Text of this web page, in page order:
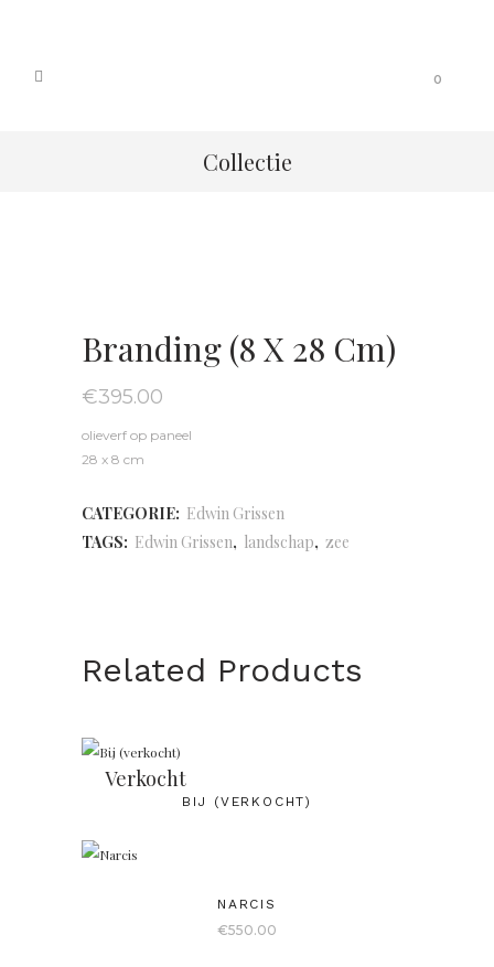
0
Collectie
Branding (8 X 28 Cm)
€395.00
olieverf op paneel
28 x 8 cm
CATEGORIE: Edwin Grissen
TAGS: Edwin Grissen, landschap, zee
Related Products
Verkocht
BIJ (VERKOCHT)
NARCIS
€550.00